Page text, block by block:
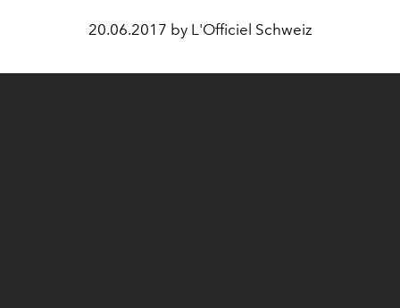
20.06.2017 by L'Officiel Schweiz